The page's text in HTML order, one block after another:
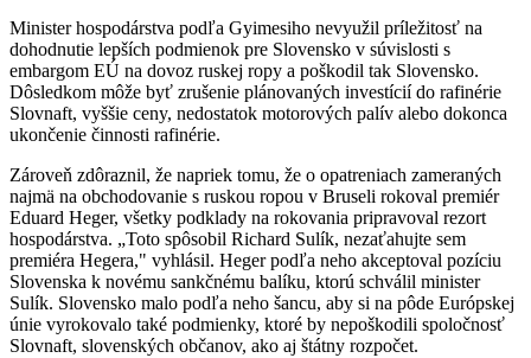
Minister hospodárstva podľa Gyimesiho nevyužil príležitosť na
dohodnutie lepších podmienok pre Slovensko v súvislosti s
embargom EÚ na dovoz ruskej ropy a poškodil tak Slovensko.
Dôsledkom môže byť zrušenie plánovaných investícií do rafinérie
Slovnaft, vyššie ceny, nedostatok motorových palív alebo dokonca
ukončenie činnosti rafinérie.
Zároveň zdôraznil, že napriek tomu, že o opatreniach zameraných
najmä na obchodovanie s ruskou ropou v Bruseli rokoval premiér
Eduard Heger, všetky podklady na rokovania pripravoval rezort
hospodárstva. „Toto spôsobil Richard Sulík, nezaťahujte sem
premiéra Hegera," vyhlásil. Heger podľa neho akceptoval pozíciu
Slovenska k novému sankčnému balíku, ktorú schválil minister
Sulík. Slovensko malo podľa neho šancu, aby si na pôde Európskej
únie vyrokovalo také podmienky, ktoré by nepoškodili spoločnosť
Slovnaft, slovenských občanov, ako aj štátny rozpočet.